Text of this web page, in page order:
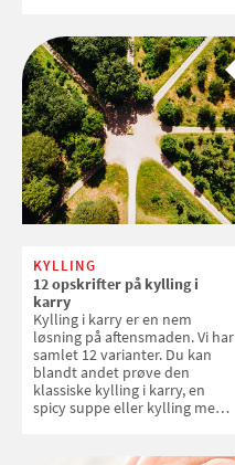
enkle råd til at spare penge på
tøjvasken
KYLLING
12 opskrifter på kylling i
karry
Kylling i karry er en nem
løsning på aftensmaden. Vi har
samlet 12 varianter. Du kan
blandt andet prøve den
klassiske kylling i karry, en
spicy suppe eller kylling med